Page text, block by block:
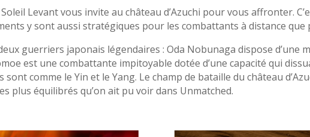
Levant vous invite au château d’Azuchi pour vous affronter.
y sont aussi stratégiques pour les combattants à distance que
guerriers japonais légendaires : Oda Nobunaga dispose d’une
est une combattante impitoyable dotée d’une capacité qui
sont comme le Yin et le Yang. Le champ de bataille du château
plus équilibrés qu’on ait pu voir dans Unmatched.